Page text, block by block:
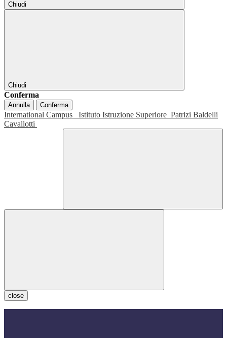
Chiudi
Chiudi
Conferma
Annulla Conferma
International Campus Istituto Istruzione Superiore Patrizi Baldelli
Cavallotti
close